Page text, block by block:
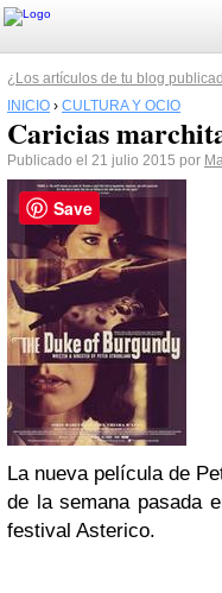
¿Los artículos de tu blog
INICIO › CULTURA Y OCIO
Caricias
Publicado el 21 julio 2015 por
La nueva película de
de la semana pasada
festival Asterico.
Save